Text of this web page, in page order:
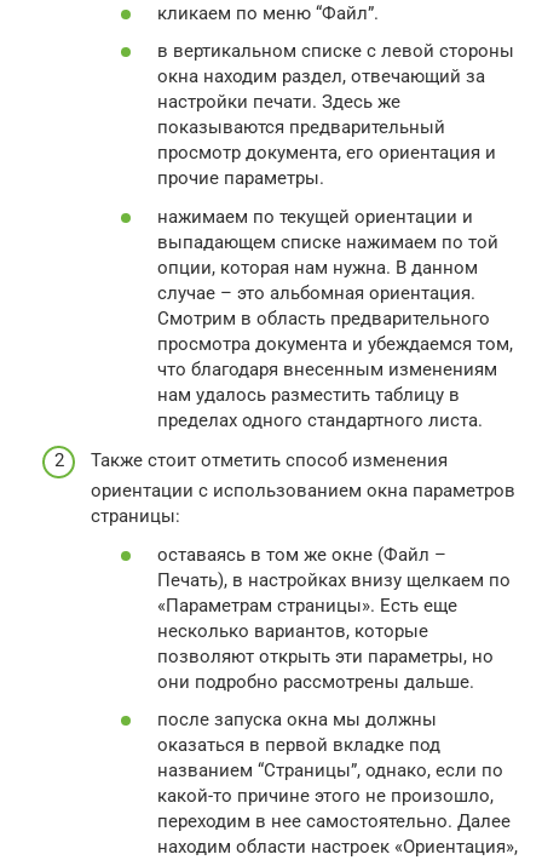
кликаем по меню “Файл”.
в вертикальном списке с левой стороны
окна находим раздел, отвечающий за
настройки печати. Здесь же
показываются предварительный
просмотр документа, его ориентация и
прочие параметры.
нажимаем по текущей ориентации и
выпадающем списке нажимаем по той
опции, которая нам нужна. В данном
случае – это альбомная ориентация.
Смотрим в область предварительного
просмотра документа и убеждаемся том,
что благодаря внесенным изменениям
нам удалось разместить таблицу в
пределах одного стандартного листа.
Также стоит отметить способ изменения
ориентации с использованием окна параметров
страницы:
оставаясь в том же окне (Файл –
Печать), в настройках внизу щелкаем по
«Параметрам страницы». Есть еще
несколько вариантов, которые
позволяют открыть эти параметры, но
они подробно рассмотрены дальше.
после запуска окна мы должны
оказаться в первой вкладке под
названием “Страницы”, однако, если по
какой-то причине этого не произошло,
переходим в нее самостоятельно. Далее
находим области настроек «Ориентация»,